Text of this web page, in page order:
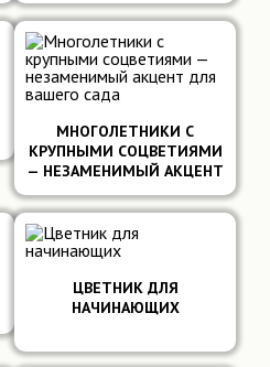
МНОГОЛЕТНИКИ С
КРУПНЫМИ СОЦВЕТИЯМИ
— НЕЗАМЕНИМЫЙ АКЦЕНТ
ДЛЯ ВАШЕГО САДА
Подробнее
ЦВЕТНИК ДЛЯ
НАЧИНАЮЩИХ